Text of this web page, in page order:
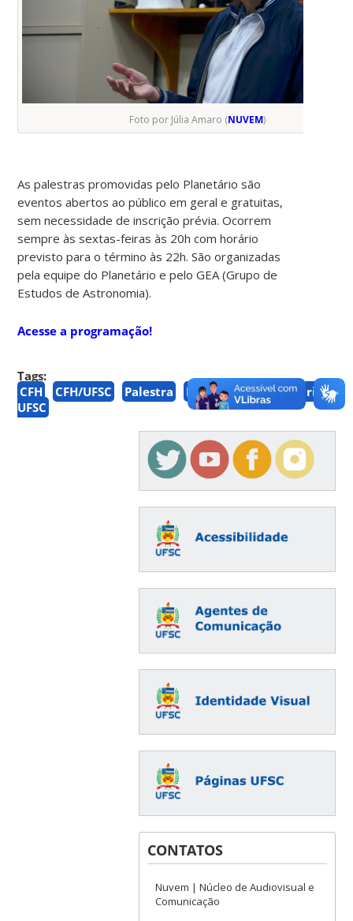
Foto por Júlia Amaro (NUVEM)
As palestras promovidas pelo Planetário são
eventos abertos ao público em geral e gratuitas,
sem necessidade de inscrição prévia. Ocorrem
sempre às sextas-feiras às 20h com horário
previsto para o término às 22h. São organizadas
pela equipe do Planetário e pelo GEA (Grupo de
Estudos de Astronomia).
Acesse a programação!
Tags:
CFH
CFH/UFSC Palestra Planetário
Planetário
UFSC
CONTATOS
Nuvem | Núcleo de Audiovisual e
Comunicação